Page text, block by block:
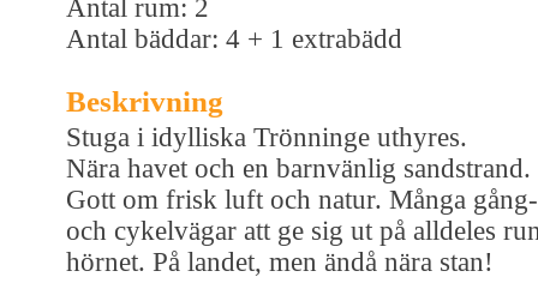
Antal rum: 2
Antal bäddar: 4 + 1 extrabädd
Beskrivning
Stuga i idylliska Trönninge uthyres.
Nära havet och en barnvänlig sandstrand.
Gott om frisk luft och natur. Många gång-
och cykelvägar att ge sig ut på alldeles
hörnet. På landet, men ändå nära stan!